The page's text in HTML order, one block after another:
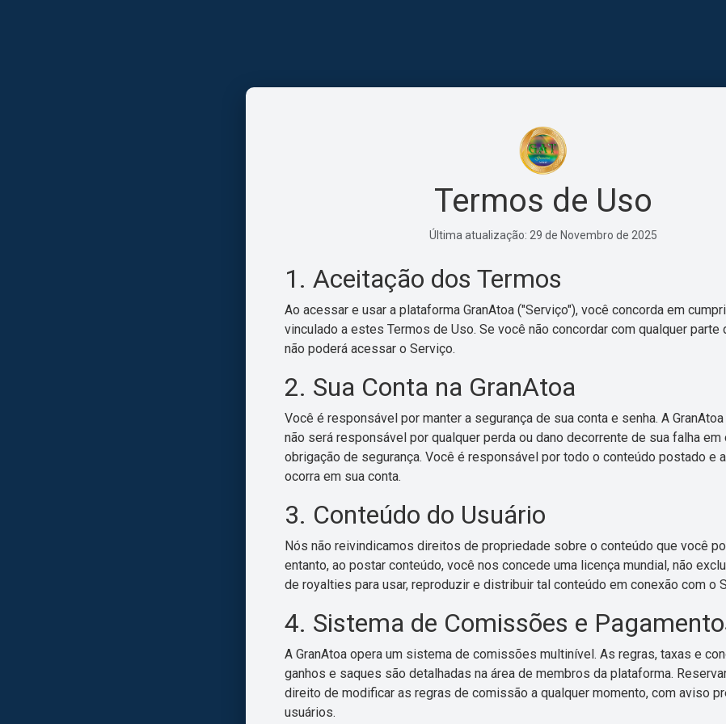
Termos de Uso
Última atualização: 29 de Novembro de 2025
1. Aceitação dos Termos
Ao acessar e usar a plataforma GranAtoa ("Serviço"), você concorda em
vinculado a estes Termos de Uso. Se você não concordar com qualquer parte
não poderá acessar o Serviço.
2. Sua Conta na GranAtoa
Você é responsável por manter a segurança de sua conta e senha. A
não será responsável por qualquer perda ou dano decorrente de sua falha em
obrigação de segurança. Você é responsável por todo o conteúdo postado e
ocorra em sua conta.
3. Conteúdo do Usuário
Nós não reivindicamos direitos de propriedade sobre o conteúdo que você
entanto, ao postar conteúdo, você nos concede uma licença mundial, não
de royalties para usar, reproduzir e distribuir tal conteúdo em conexão com o
4. Sistema de Comissões e
A GranAtoa opera um sistema de comissões multinível. As regras, taxas e
ganhos e saques são detalhadas na área de membros da plataforma.
direito de modificar as regras de comissão a qualquer momento, com aviso
usuários.